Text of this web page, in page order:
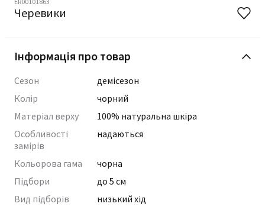
Черевики
Інформація про товар
Сезон
демісезон
Колір
чорний
Матеріал верху
100% натуральна шкіра
Особливості
замірів
надаються
Кольорова гама
чорна
Підбори
до 5 см
Вид підборів
низький хід